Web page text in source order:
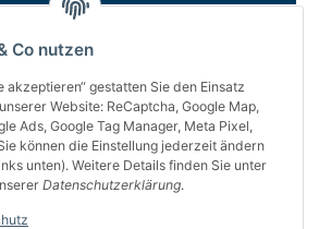
Co nutzen
akzeptieren“ gestatten Sie den Einsatz
Website: ReCaptcha, Google Map,
Ads, Google Tag Manager, Meta Pixel,
können die Einstellung jederzeit ändern
unten). Weitere Details finden Sie unter
Datenschutzerklärung.